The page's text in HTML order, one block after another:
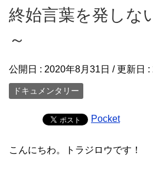
終始言葉を発しな
～
公開日 : 2020年8月31日 / 更新日 :
ドキュメンタリー
Pocket
こんにちわ。トラジロウです！